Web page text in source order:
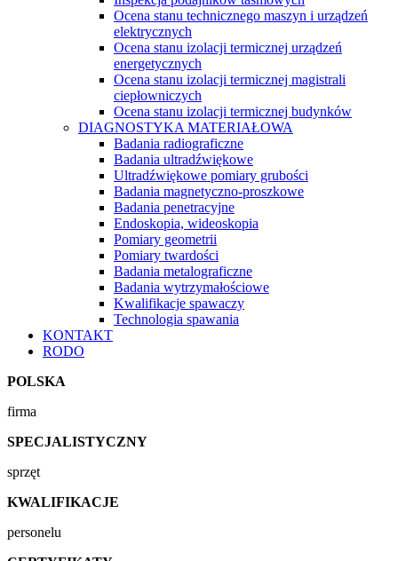
Ocena stanu technicznego maszyn i urządzeń
elektrycznych
Ocena stanu izolacji termicznej urządzeń
energetycznych
Ocena stanu izolacji termicznej magistrali
ciepłowniczych
Ocena stanu izolacji termicznej budynków
DIAGNOSTYKA MATERIAŁOWA
Badania radiograficzne
Badania ultradźwiękowe
Ultradźwiękowe pomiary grubości
Badania magnetyczno-proszkowe
Badania penetracyjne
Endoskopia, wideoskopia
Pomiary geometrii
Pomiary twardości
Badania metalograficzne
Badania wytrzymałościowe
Kwalifikacje spawaczy
Technologia spawania
KONTAKT
RODO
POLSKA
firma
SPECJALISTYCZNY
sprzęt
KWALIFIKACJE
personelu